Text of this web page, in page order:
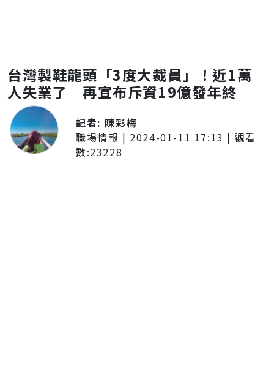
台灣製鞋龍頭「3度大裁員」！近1萬
人失業了 再宣布斥資19億發年終
記者: 陳彩梅
職場情報 | 2024-01-11 17:13 | 觀看
數:23228